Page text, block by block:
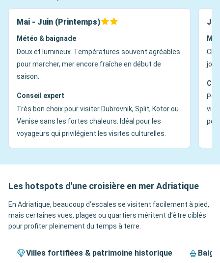
Mai - Juin (Printemps)
Météo & baignade
Doux et lumineux. Températures souvent agréables
pour marcher, mer encore fraîche en début de
saison.
Conseil expert
Très bon choix pour visiter Dubrovnik, Split, Kotor ou
Venise sans les fortes chaleurs. Idéal pour les
voyageurs qui privilégient les visites culturelles.
vie
Les hotspots d'une croisière en mer Adriatique
En Adriatique, beaucoup d’escales se visitent facilement à pied,
mais certaines vues, plages ou quartiers méritent d’être ciblés
pour profiter pleinement du temps à terre.
Villes fortifiées & patrimoine historique